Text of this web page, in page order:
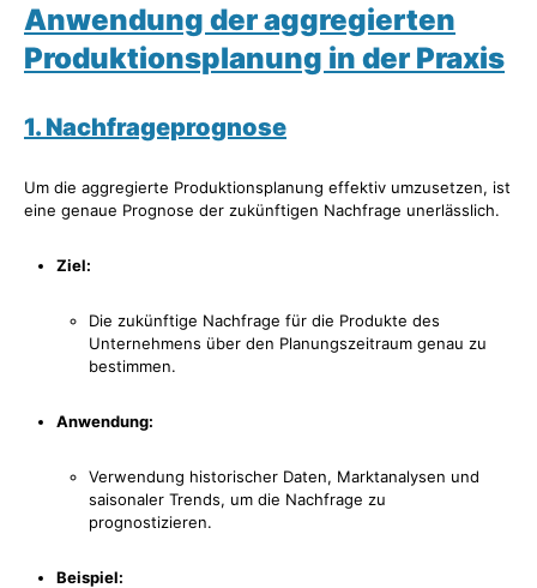
Anwendung der aggregierten
Produktionsplanung in der Praxis
1. Nachfrageprognose
Um die aggregierte Produktionsplanung effektiv umzusetzen, ist
eine genaue Prognose der zukünftigen Nachfrage unerlässlich.
Ziel:
Die zukünftige Nachfrage für die Produkte des
Unternehmens über den Planungszeitraum genau zu
bestimmen.
Anwendung:
Verwendung historischer Daten, Marktanalysen und
saisonaler Trends, um die Nachfrage zu
prognostizieren.
Beispiel: